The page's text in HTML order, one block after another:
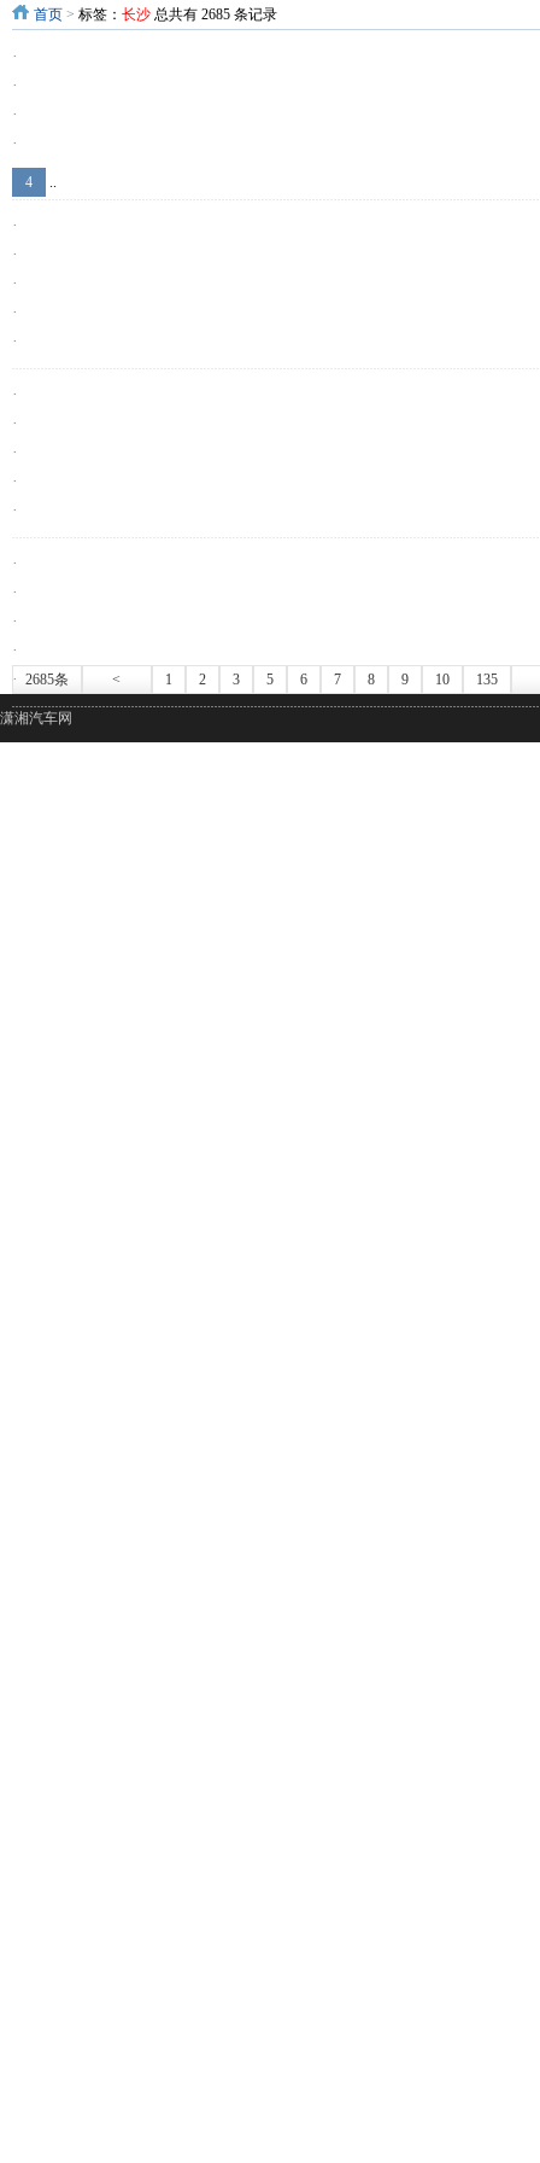
首页 > 标签： 长沙 总共有 2685 条记录
·
·
·
·
·
·
·
·
·
·
·
·
·
·
·
·
·
·
·
· 2685条 < 1 2 3
4
5 6 7 8 9 10
..
135
潇湘汽车网